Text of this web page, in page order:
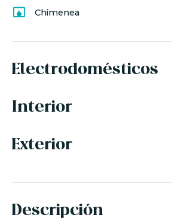
Chimenea
Electrodomésticos
Interior
Exterior
Descripción